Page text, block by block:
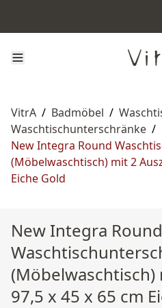
VitrA / Badmöbel /
Waschtischunterschränke /
New Integra Round
(Möbelwaschtisch) mit 2
Eiche Gold
New Integra Round
(Möbelwaschtisch)
97,5 x 45 x 65 cm